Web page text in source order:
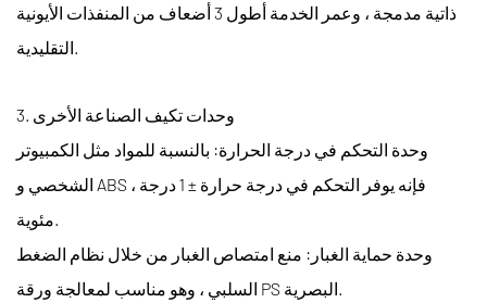
ذاتية مدمجة ، وعمر الخدمة أطول 3 أضعاف من المنفذات الأيونية
3. وحدات تكيف الصناعة الأخرى
وحدة التحكم في درجة الحرارة: بالنسبة للمواد مثل الكمبيوتر
الشخصي و ABS ، فإنه يوفر التحكم في درجة حرارة ± 1 درجة
وحدة حماية الغبار: منع امتصاص الغبار من خلال نظام الضغط